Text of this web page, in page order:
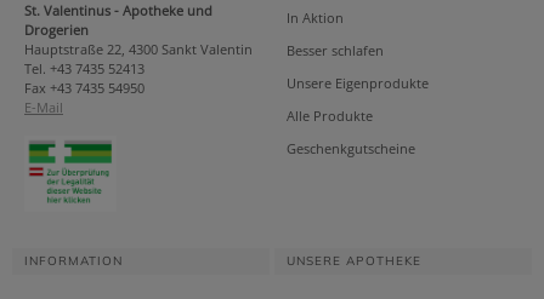
St. Valentinus - Apotheke und
Drogerien
Hauptstraße 22, 4300 Sankt Valentin
Tel. +43 7435 52413
Fax +43 7435 54950
E-Mail
In Aktion
Besser schlafen
Unsere Eigenprodukte
Alle Produkte
Geschenkgutscheine
INFORMATION UNSERE APOTHEKE